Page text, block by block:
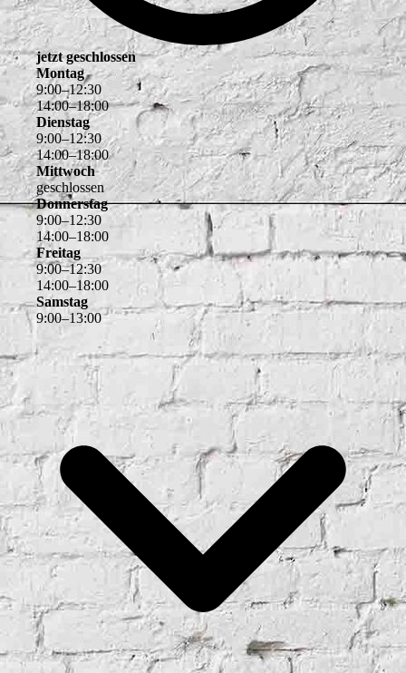
jetzt geschlossen
Montag
9:00–12:30
14:00–18:00
Dienstag
9:00–12:30
14:00–18:00
Mittwoch
geschlossen
Donnerstag
9:00–12:30
14:00–18:00
Freitag
9:00–12:30
14:00–18:00
Samstag
9:00–13:00